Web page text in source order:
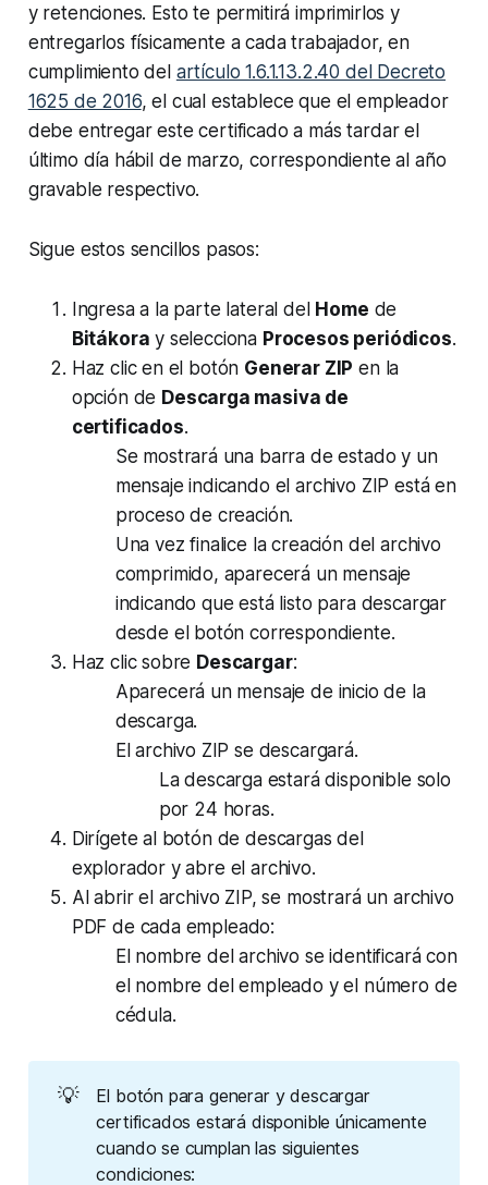
y retenciones. Esto te permitirá imprimirlos y
entregarlos físicamente a cada trabajador, en
cumplimiento del artículo 1.6.1.13.2.40 del Decreto
1625 de 2016, el cual establece que el empleador
debe entregar este certificado a más tardar el
último día hábil de marzo, correspondiente al año
gravable respectivo.
Sigue estos sencillos pasos:
Ingresa a la parte lateral del Home de
Bitákora y selecciona Procesos periódicos.
Haz clic en el botón Generar ZIP en la
opción de Descarga masiva de
certificados.
Se mostrará una barra de estado y un
mensaje indicando el archivo ZIP está en
proceso de creación.
Una vez finalice la creación del archivo
comprimido, aparecerá un mensaje
indicando que está listo para descargar
desde el botón correspondiente.
Haz clic sobre Descargar:
Aparecerá un mensaje de inicio de la
descarga.
El archivo ZIP se descargará.
La descarga estará disponible solo
por 24 horas.
Dirígete al botón de descargas del
explorador y abre el archivo.
Al abrir el archivo ZIP, se mostrará un archivo
PDF de cada empleado:
El nombre del archivo se identificará con
el nombre del empleado y el número de
cédula.
💡
El botón para generar y descargar
certificados estará disponible únicamente
cuando se cumplan las siguientes
condiciones: